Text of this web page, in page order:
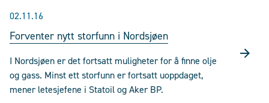
02.11.16
Forventer nytt storfunn i Nordsjøen
I Nordsjøen er det fortsatt muligheter for å finne olje
og gass. Minst ett storfunn er fortsatt uoppdaget,
mener letesjefene i Statoil og Aker BP.